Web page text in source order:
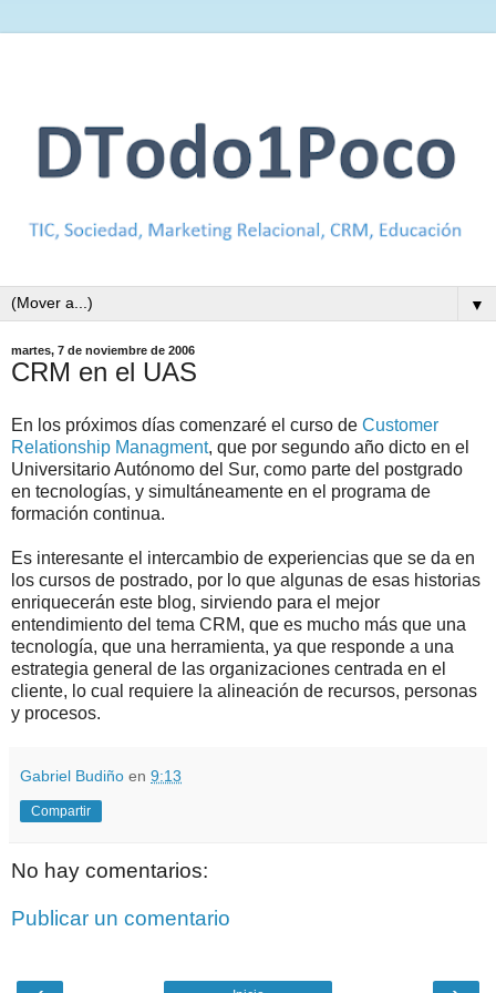
▼
martes, 7 de noviembre de 2006
CRM en el UAS
En los próximos días comenzaré el curso de Customer
Relationship Managment, que por segundo año dicto en el
Universitario Autónomo del Sur, como parte del postgrado
en tecnologías, y simultáneamente en el programa de
formación continua.
Es interesante el intercambio de experiencias que se da en
los cursos de postrado, por lo que algunas de esas historias
enriquecerán este blog, sirviendo para el mejor
entendimiento del tema CRM, que es mucho más que una
tecnología, que una herramienta, ya que responde a una
estrategia general de las organizaciones centrada en el
cliente, lo cual requiere la alineación de recursos, personas
y procesos.
Gabriel Budiño en 9:13
Compartir
No hay comentarios:
Publicar un comentario